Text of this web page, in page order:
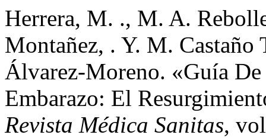
Herrera, M. ., M. A.
Montañez, . Y. M.
Álvarez-Moreno. «Guía
Embarazo: El
Revista Médica Sanitas,